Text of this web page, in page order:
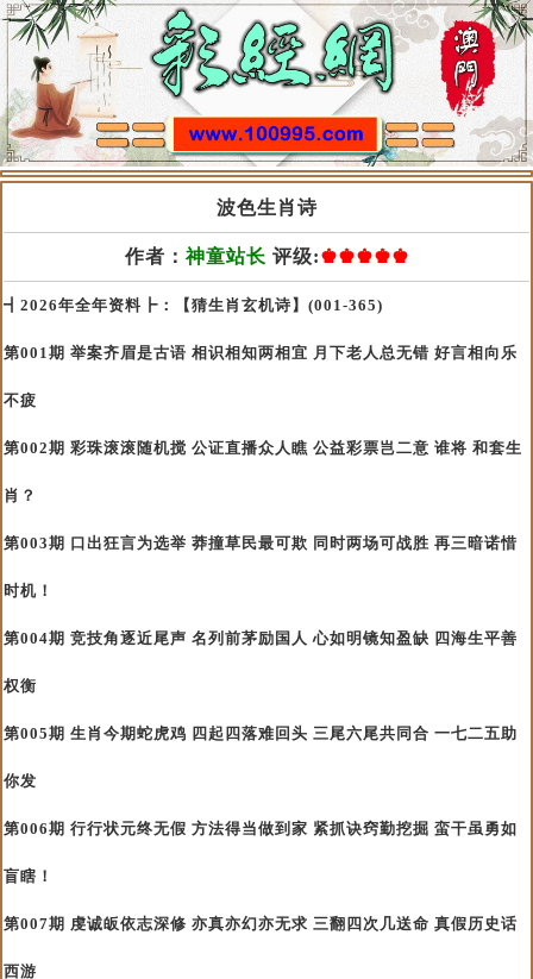
波色生肖诗
作者：神童站长 评级:♚♚♚♚♚
┫2026年全年资料┣：【猜生肖玄机诗】(001-365)
第001期 举案齐眉是古语 相识相知两相宜 月下老人总无错 好言相向乐
不疲
第002期 彩珠滚滚随机搅 公证直播众人瞧 公益彩票岂二意 谁将 和套生
肖？
第003期 口出狂言为选举 莽撞草民最可欺 同时两场可战胜 再三暗诺惜
时机！
第004期 竞技角逐近尾声 名列前茅励国人 心如明镜知盈缺 四海生平善
权衡
第005期 生肖今期蛇虎鸡 四起四落难回头 三尾六尾共同合 一七二五助
你发
第006期 行行状元终无假 方法得当做到家 紧抓诀窍勤挖掘 蛮干虽勇如
盲瞎！
第007期 虔诚皈依志深修 亦真亦幻亦无求 三翻四次几送命 真假历史话
西游